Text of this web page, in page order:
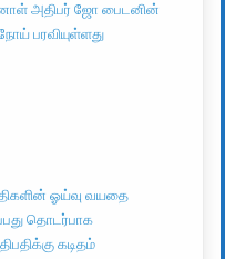
அதிபர் ஜோ பைடனின்
பரவியுள்ளது
ஓய்வு வயதை
தொடர்பாக
கடிதம்